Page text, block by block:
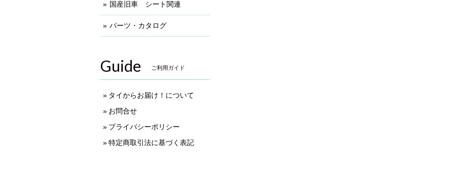
国産旧車 シート関連
パーツ・カタログ
Guide ご利用ガイド
タイからお届け！について
お問合せ
プライバシーポリシー
特定商取引法に基づく表記